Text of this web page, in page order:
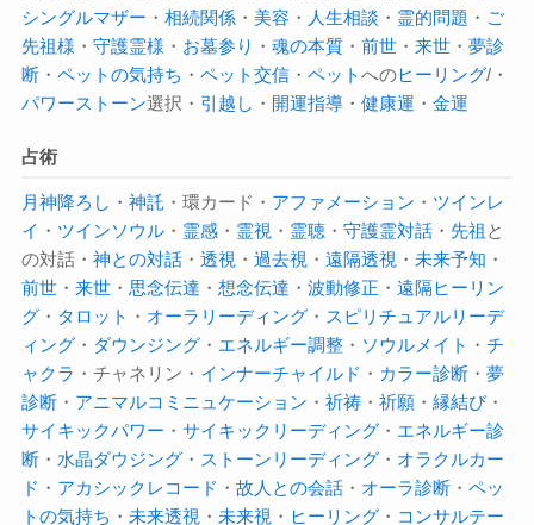
シングルマザー ・ 相続関係・ 美容 ・ 人生相談 ・ 霊的問題 ・ ご
先祖様 ・ 守護霊様 ・ お墓参り ・ 魂の本質・ 前世・ 来世・ 夢診
断・ ペットの気持ち ・ ペット交信・ ペットへのヒーリング/・
パワーストーン選択・ 引越し ・ 開運指導・ 健康運 ・ 金運
占術
月神降ろし ・ 神託 ・環カード・ アファメーション ・ ツインレ
イ ・ ツインソウル・ 霊感・ 霊視 ・ 霊聴・ 守護霊対話・ 先祖 と
の対話・ 神との対話・ 透視 ・ 過去視 ・ 遠隔透視 ・ 未来予知 ・
前世・ 来世・ 思念伝達 ・ 想念伝達 ・ 波動修正 ・ 遠隔ヒーリン
グ・ タロット ・ オーラ リーディング・ スピリチュアルリーデ
ィング・ ダウンジング・ エネルギー調整・ ソウルメイト ・ チ
ャクラ ・チャネリン・ インナーチャイルド ・ カラー診断・ 夢
診断・ アニマルコミニュケーション ・ 祈祷・ 祈願・ 縁結び・
サイキックパワー ・ サイキック リーディング・ エネルギー診
断・ 水晶ダウジング・ ストーンリーディング・ オラクルカー
ド ・ アカシックレコード ・ 故人との会話・ オーラ診断・ ペッ
トの気持ち ・ 未来透視 ・ 未来視 ・ ヒーリング・ コンサルテー